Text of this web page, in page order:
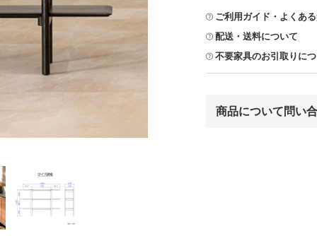
ご利用ガイド・よくあ
配送・送料について
不要家具のお引取りに
商品について問い